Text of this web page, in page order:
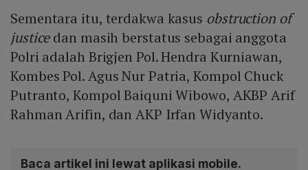
Sementara itu, terdakwa kasus obstruction of
justicedan masih berstatus sebagai anggota
Polri adalah Brigjen Pol. Hendra Kurniawan,
Kombes Pol. Agus Nur Patria, Kompol Chuck
Putranto, Kompol Baiquni Wibowo, AKBP Arif
Rahman Arifin, dan AKP Irfan Widyanto.
Baca artikel ini lewat aplikasi mobile.